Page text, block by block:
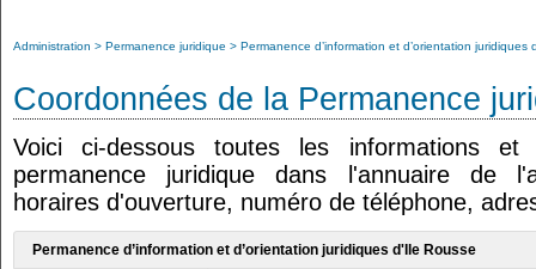
Administration Permanence juridique Permanence d’information et d’orientation juridiques
Coordonnées de la Permanence
Voici ci-dessous toutes les informations et
permanence juridique dans l'annuaire de
horaires d'ouverture, numéro de téléphone,
Permanence d’information et d’orientation juridiques d'Ile Rousse